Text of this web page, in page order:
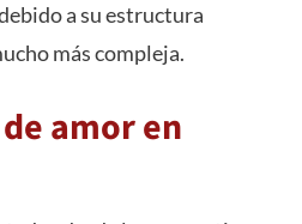
a su estructura
más compleja.
amor en